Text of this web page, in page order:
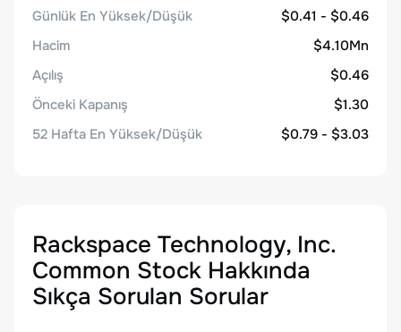
Günlük En Yüksek/Düşük
$0.41 - $0.46
Hacim
$4.10Mn
Açılış
$0.46
Önceki Kapanış
$1.30
52 Hafta En Yüksek/Düşük
$0.79 - $3.03
Rackspace Technology, Inc.
Common Stock Hakkında
Sıkça Sorulan Sorular